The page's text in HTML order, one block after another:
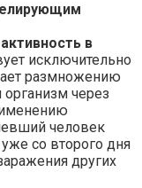
в
исключительно
размножению
через
человек
со второго дня
других